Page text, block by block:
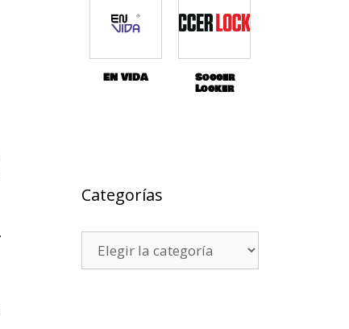
EN VIDA Soccer
Locker
Categorías